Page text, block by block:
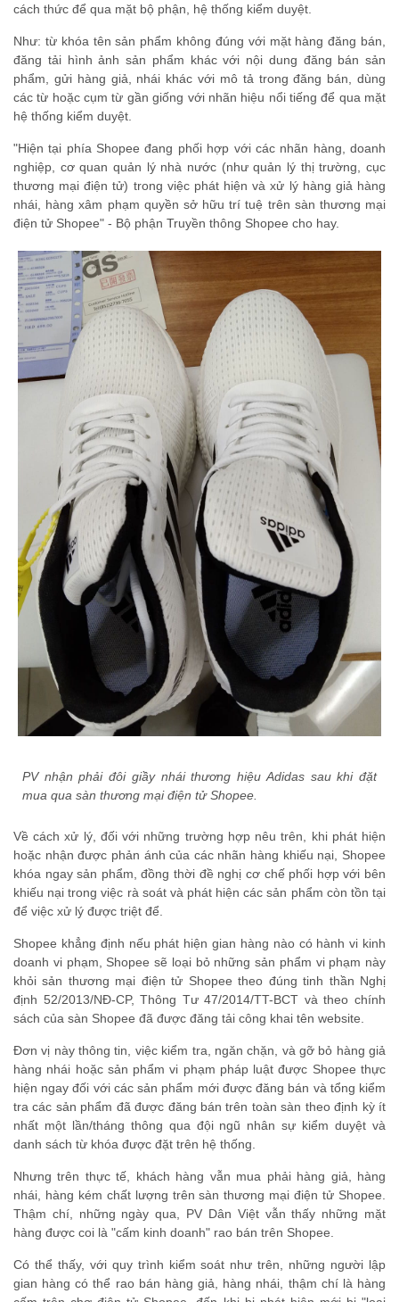
cách thức để qua mặt bộ phận, hệ thống kiểm duyệt.
Như: từ khóa tên sản phẩm không đúng với mặt hàng đăng bán,
đăng tải hình ảnh sản phẩm khác với nội dung đăng bán sản
phẩm, gửi hàng giả, nhái khác với mô tả trong đăng bán, dùng
các từ hoặc cụm từ gần giống với nhãn hiệu nổi tiếng để qua mặt
hệ thống kiểm duyệt.
"Hiện tại phía Shopee đang phối hợp với các nhãn hàng, doanh
nghiệp, cơ quan quản lý nhà nước (như quản lý thị trường, cục
thương mại điện tử) trong việc phát hiện và xử lý hàng giả hàng
nhái, hàng xâm phạm quyền sở hữu trí tuệ trên sàn thương mại
điện tử Shopee" - Bộ phận Truyền thông Shopee cho hay.
PV nhận phải đôi giầy nhái thương hiệu Adidas sau khi đặt
mua qua sàn thương mại điện tử Shopee.
Về cách xử lý, đối với những trường hợp nêu trên, khi phát hiện
hoặc nhận được phản ánh của các nhãn hàng khiếu nại, Shopee
khóa ngay sản phẩm, đồng thời đề nghị cơ chế phối hợp với bên
khiếu nại trong việc rà soát và phát hiện các sản phẩm còn tồn tại
để việc xử lý được triệt để.
Shopee khẳng định nếu phát hiện gian hàng nào có hành vi kinh
doanh vi phạm, Shopee sẽ loại bỏ những sản phẩm vi phạm này
khỏi sản thương mại điện tử Shopee theo đúng tinh thần Nghị
định 52/2013/NĐ-CP, Thông Tư 47/2014/TT-BCT và theo chính
sách của sàn Shopee đã được đăng tải công khai tên website.
Đơn vị này thông tin, việc kiểm tra, ngăn chặn, và gỡ bỏ hàng giả
hàng nhái hoặc sản phẩm vi phạm pháp luật được Shopee thực
hiện ngay đối với các sản phẩm mới được đăng bán và tổng kiểm
tra các sản phẩm đã được đăng bán trên toàn sàn theo định kỳ ít
nhất một lần/tháng thông qua đội ngũ nhân sự kiểm duyệt và
danh sách từ khóa được đặt trên hệ thống.
Nhưng trên thực tế, khách hàng vẫn mua phải hàng giả, hàng
nhái, hàng kém chất lượng trên sàn thương mại điện tử Shopee.
Thậm chí, những ngày qua, PV Dân Việt vẫn thấy những mặt
hàng được coi là "cấm kinh doanh" rao bán trên Shopee.
Có thể thấy, với quy trình kiểm soát như trên, những người lập
gian hàng có thể rao bán hàng giả, hàng nhái, thậm chí là hàng